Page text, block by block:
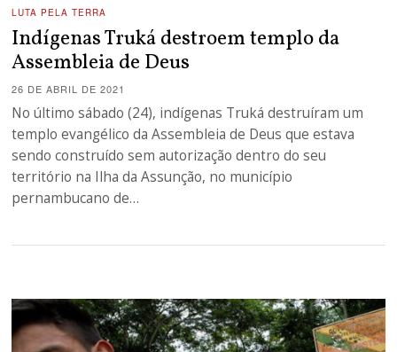
LUTA PELA TERRA
Indígenas Truká destroem templo da
Assembleia de Deus
26 DE ABRIL DE 2021
No último sábado (24), indígenas Truká destruíram um
templo evangélico da Assembleia de Deus que estava
sendo construído sem autorização dentro do seu
território na Ilha da Assunção, no município
pernambucano de…